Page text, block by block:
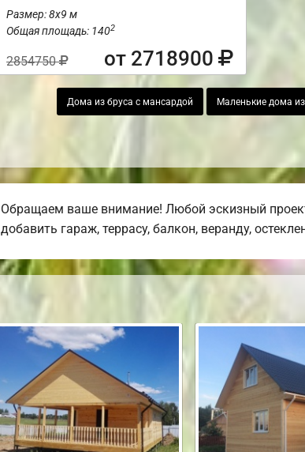
Размер: 8х9 м
Общая площадь: 1402
2854750 от 2718900
Дома из бруса с мансардой Маленькие дома
Обращаем ваше внимание! Любой эскизный
добавить гараж, террасу, балкон, веранду,